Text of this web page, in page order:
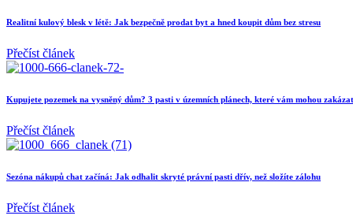
Realitní kulový blesk v létě: Jak bezpečně prodat byt a hned koupit dům bez stresu
Přečíst článek
Kupujete pozemek na vysněný dům? 3 pasti v územních plánech, které vám mohou
Přečíst článek
Sezóna nákupů chat začíná: Jak odhalit skryté právní pasti dřív, než složíte zálohu
Přečíst článek